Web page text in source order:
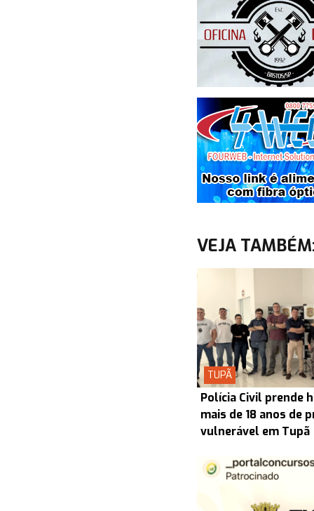
VEJA
TUPÃ
Polícia Civil prende
mais de 18 anos de
vulnerável em Tupã